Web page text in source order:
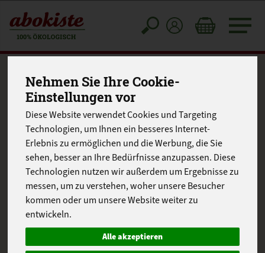
Nehmen Sie Ihre Cookie-
Einstellungen vor
Diese Website verwendet Cookies und Targeting
Technologien, um Ihnen ein besseres Internet-
Erlebnis zu ermöglichen und die Werbung, die Sie
sehen, besser an Ihre Bedürfnisse anzupassen. Diese
Technologien nutzen wir außerdem um Ergebnisse zu
messen, um zu verstehen, woher unsere Besucher
kommen oder um unsere Website weiter zu
entwickeln.
Alle akzeptieren
Toggle
cart